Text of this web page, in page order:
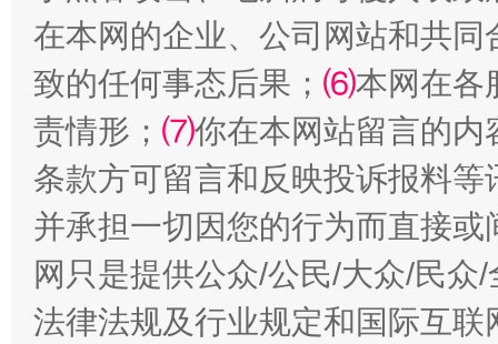
揭批美国五大"原罪" "炒
在本网的企业、公司网站和共
致的任何事态后果； ⑹本网在各
责情形； ⑺你在本网站留言的内
条款方可留言和反映投诉报料
并承担一切因您的行为而直接
网只是提供公众/公民/大众/民
法律法规及行业规定和国际互